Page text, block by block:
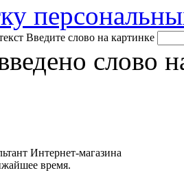
Введите слово на картинке
слово
Интернет-магазина
время.